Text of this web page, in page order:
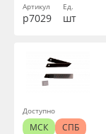
Артикул
р7029
Ед.
шт
Доступно
МСК
СПБ